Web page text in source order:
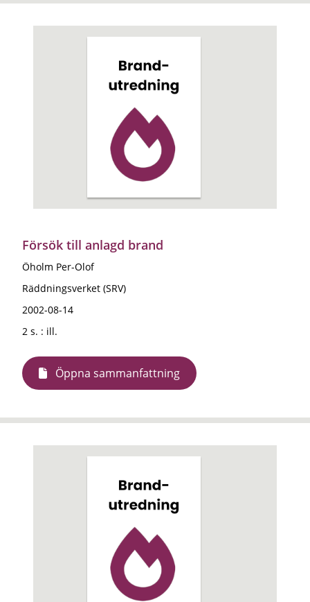
Försök till anlagd brand
Öholm Per-Olof
Räddningsverket (SRV)
2002-08-14
2 s. : ill.
Öppna sammanfattning